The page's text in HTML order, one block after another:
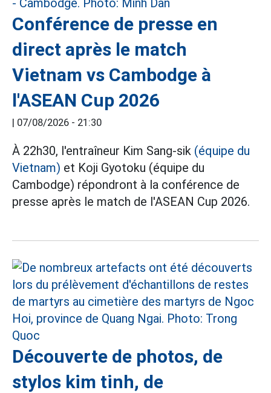
Conférence de presse en
direct après le match
Vietnam vs Cambodge à
l'ASEAN Cup 2026
| 07/08/2026 - 21:30
À 22h30, l'entraîneur Kim Sang-sik (équipe du
Vietnam) et Koji Gyotoku (équipe du
Cambodge) répondront à la conférence de
presse après le match de l'ASEAN Cup 2026.
Découverte de photos, de
stylos kim tinh, de